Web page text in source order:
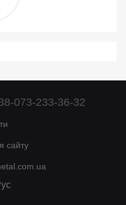
073-233-36-32
сайту